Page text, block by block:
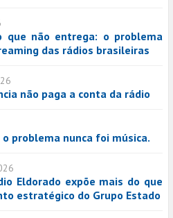
que não entrega: o problema
das rádios brasileiras
não paga a conta da rádio
o problema nunca foi música.
Eldorado expõe mais do que
estratégico do Grupo Estado